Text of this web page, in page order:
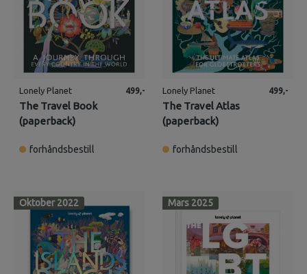
Lonely Planet
The Travel Book
(paperback)
499,-
forhåndsbestill
Lonely Planet
The Travel Atlas
(paperback)
499,-
forhåndsbestill
Oktober 2022 Mars 2025